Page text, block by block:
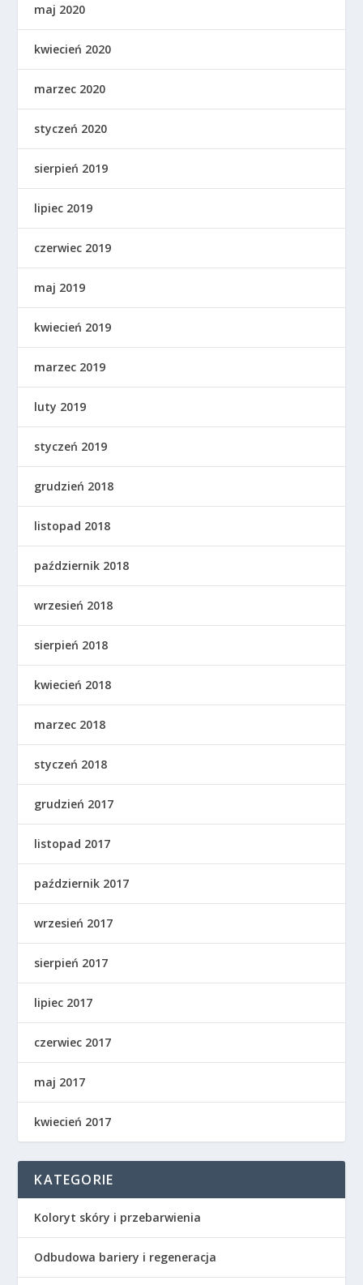
maj 2020
kwiecień 2020
marzec 2020
styczeń 2020
sierpień 2019
lipiec 2019
czerwiec 2019
maj 2019
kwiecień 2019
marzec 2019
luty 2019
styczeń 2019
grudzień 2018
listopad 2018
październik 2018
wrzesień 2018
sierpień 2018
kwiecień 2018
marzec 2018
styczeń 2018
grudzień 2017
listopad 2017
październik 2017
wrzesień 2017
sierpień 2017
lipiec 2017
czerwiec 2017
maj 2017
kwiecień 2017
KATEGORIE
Koloryt skóry i przebarwienia
Odbudowa bariery i regeneracja